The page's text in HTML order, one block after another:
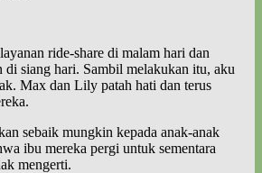
ride-share di malam hari dan
di siang hari. Sambil melakukan itu, aku
Max dan Lily patah hati dan terus
sebaik mungkin kepada anak-anak
ibu mereka pergi untuk sementara
mengerti.